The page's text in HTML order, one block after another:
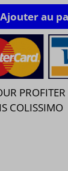
Ajouter au
PROFITER
COLISSIMO